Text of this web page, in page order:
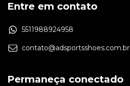
Entre em contato
5511988924958
contato@adsportsshoes.com.br
Permaneça conectado